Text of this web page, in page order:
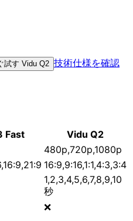
試す Vidu Q2 技術仕様を確認
Fast
Vidu Q2
480p,720p,1080p
16:9,9:16,1:1,4:3,3:4
1,2,3,4,5,6,7,8,9,10
秒
❌